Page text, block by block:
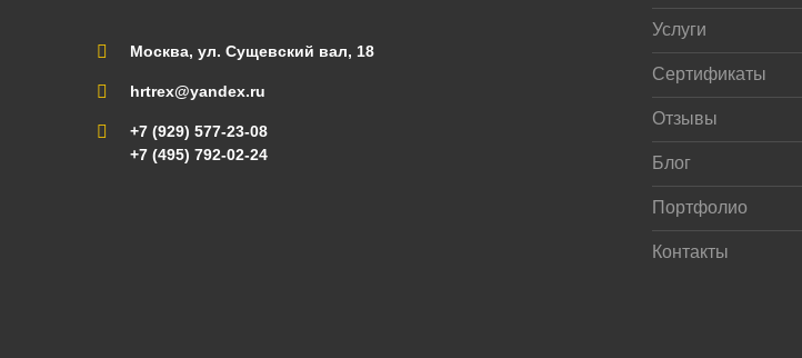
Москва, ул. Сущевский вал, 18
hrtrex@yandex.ru
+7 (929) 577-23-08
+7 (495) 792-02-24
Услуги
Сертификаты
Отзывы
Блог
Портфолио
Контакты